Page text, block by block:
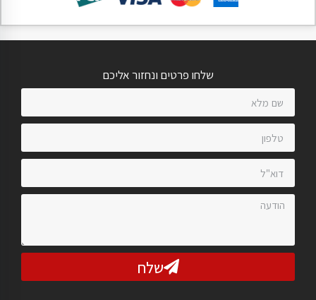
שלחו פרטים ונחזור אליכם
שלח